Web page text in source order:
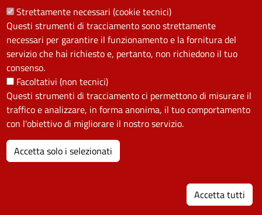
Strettamente necessari (cookie tecnici)
Questi strumenti di tracciamento sono strettamente
necessari per garantire il funzionamento e la fornitura del
servizio che hai richiesto e, pertanto, non richiedono il tuo
consenso.
Facoltativi (non tecnici)
Questi strumenti di tracciamento ci permettono di misurare il
traffico e analizzare, in forma anonima, il tuo comportamento
con l'obiettivo di migliorare il nostro servizio.
Accetta solo i selezionati
Accetta tutti
Amministrazione
trasparente
Note legali
Piano di miglioramento dei
servizi
Contatti
SEGUICI SU
Facebook
Instagram
YouTube
Telegram
WhatsApp
TwitterLinkedin
PRIVACY